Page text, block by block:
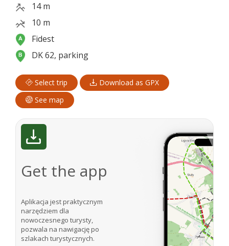
14 m
10 m
Fidest
DK 62, parking
Select trip
Download as GPX
See map
Get the app
Aplikacja jest praktycznym
narzędziem dla
nowoczesnego turysty,
pozwala na nawigację po
szlakach turystycznych.